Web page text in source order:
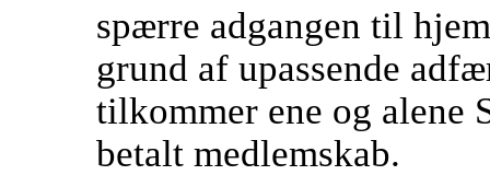
spærre adgangen til
grund af upassende
tilkommer ene og alene
betalt medlemskab.